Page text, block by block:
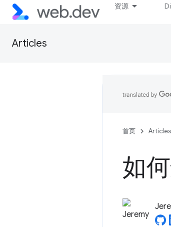
资源
Articles
首页 Articles
如